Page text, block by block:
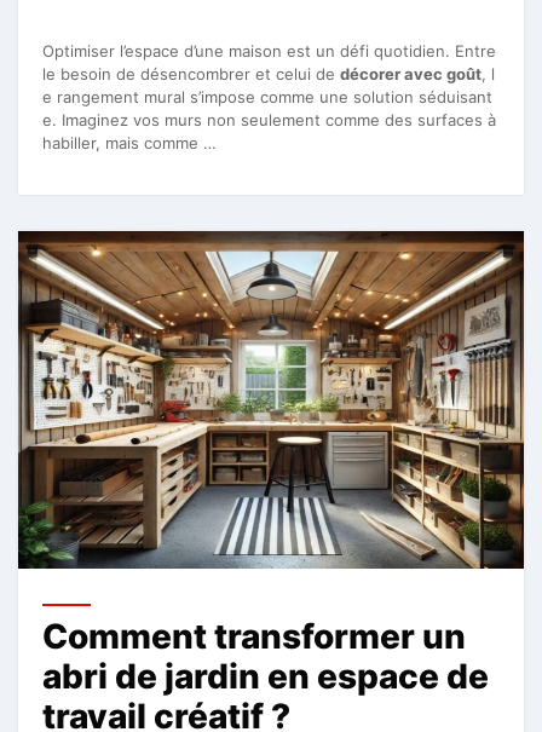
Optimiser l’espace d’une maison est un défi quotidien. Entre
le besoin de désencombrer et celui de décorer avec goût, l
e rangement mural s’impose comme une solution séduisant
e. Imaginez vos murs non seulement comme des surfaces à
habiller, mais comme …
Comment transformer un
abri de jardin en espace de
travail créatif ?